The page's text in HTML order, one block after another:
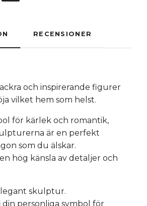
RECENSIONER
och inspirerande figurer
vilket hem som helst.
för kärlek och romantik,
är en perfekt
som du älskar.
hög känsla av detaljer och
skulptur.
din personliga symbol för